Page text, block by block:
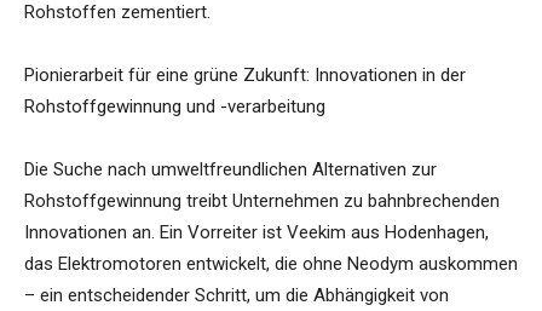
Rohstoffen zementiert.
Pionierarbeit für eine grüne Zukunft: Innovationen in der
Rohstoffgewinnung und -verarbeitung
Die Suche nach umweltfreundlichen Alternativen zur
Rohstoffgewinnung treibt Unternehmen zu bahnbrechenden
Innovationen an. Ein Vorreiter ist Veekim aus Hodenhagen,
das Elektromotoren entwickelt, die ohne Neodym auskommen
– ein entscheidender Schritt, um die Abhängigkeit von